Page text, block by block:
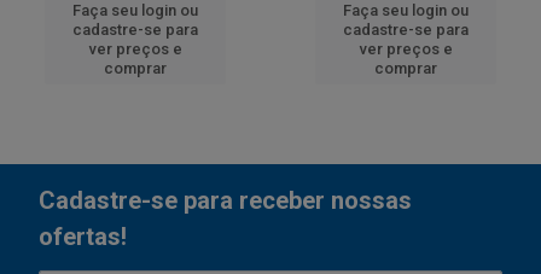
Faça seu login ou
cadastre-se para
ver preços e
comprar
Faça seu login ou
cadastre-se para
ver preços e
comprar
Cadastre-se para receber nossas
ofertas!